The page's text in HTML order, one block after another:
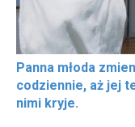
Panna młoda
codziennie, aż jej
nimi kryje.